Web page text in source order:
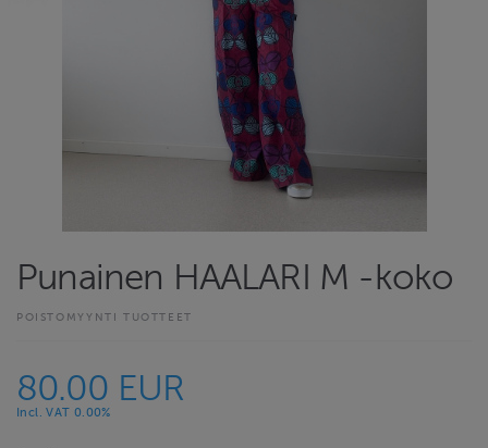
Punainen HAALARI M -koko
POISTOMYYNTI TUOTTEET
80.00 EUR
Incl. VAT 0.00%